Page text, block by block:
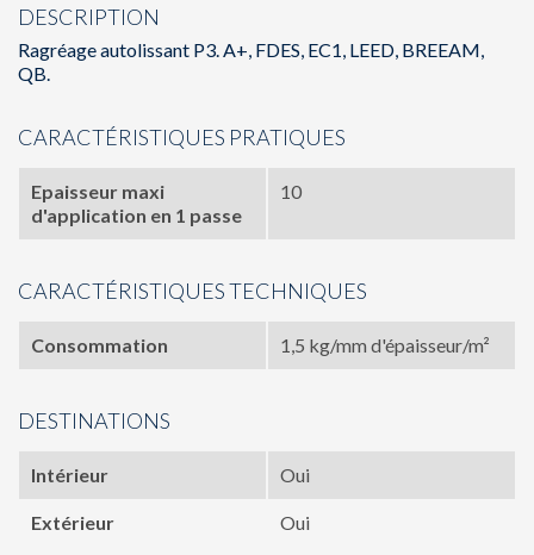
DESCRIPTION
Ragréage autolissant P3. A+, FDES, EC1, LEED, BREEAM,
QB.
CARACTÉRISTIQUES PRATIQUES
Epaisseur maxi
d'application en 1 passe
10
CARACTÉRISTIQUES TECHNIQUES
Consommation 1,5 kg/mm d'épaisseur/m²
DESTINATIONS
Intérieur Oui
Extérieur Oui